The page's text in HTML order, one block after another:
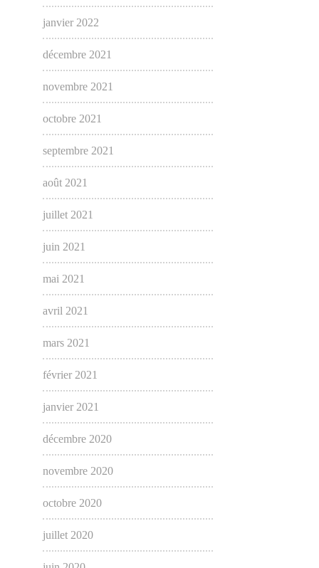
janvier 2022
décembre 2021
novembre 2021
octobre 2021
septembre 2021
août 2021
juillet 2021
juin 2021
mai 2021
avril 2021
mars 2021
février 2021
janvier 2021
décembre 2020
novembre 2020
octobre 2020
juillet 2020